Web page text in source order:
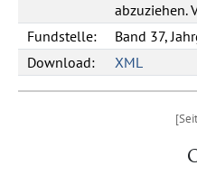
abzuziehen.
Fundstelle:
Band 37,
Download:
XML